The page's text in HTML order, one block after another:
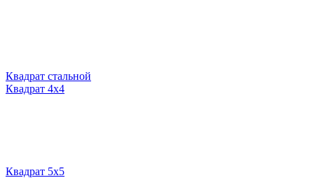
Квадрат стальной
Квадрат 4х4
Квадрат 5х5